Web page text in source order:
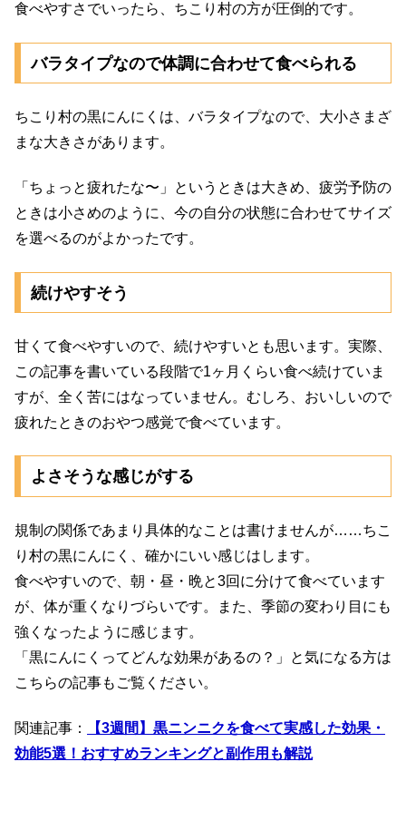
食べやすさでいったら、ちこり村の方が圧倒的です。
バラタイプなので体調に合わせて食べられる
ちこり村の黒にんにくは、バラタイプなので、大小さまざ
まな大きさがあります。
「ちょっと疲れたな〜」というときは大きめ、疲労予防の
ときは小さめのように、今の自分の状態に合わせてサイズ
を選べるのがよかったです。
続けやすそう
甘くて食べやすいので、続けやすいとも思います。実際、
この記事を書いている段階で1ヶ月くらい食べ続けていま
すが、全く苦にはなっていません。むしろ、おいしいので
疲れたときのおやつ感覚で食べています。
よさそうな感じがする
規制の関係であまり具体的なことは書けませんが……ちこ
り村の黒にんにく、確かにいい感じはします。
食べやすいので、朝・昼・晩と3回に分けて食べています
が、体が重くなりづらいです。また、季節の変わり目にも
強くなったように感じます。
「黒にんにくってどんな効果があるの？」と気になる方は
こちらの記事もご覧ください。
関連記事：
【3週間】黒ニンニクを食べて実感した効果・
効能5選！おすすめランキングと副作用も解説